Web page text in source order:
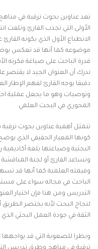
تعد عناوين بحوث ترقية في
الأولى التي تجذب القارئ
الانطباع الأول الذي يكونه
موضوعه كما أنها قد تعكس
قدرة الباحث على صياغة فكرته
ندرك أن العنوان الجيد لا
دقيقا يوجه القارئ لفهم الإطار
وتوصيات وهو ما يجعل عملية
المحوري في البحث العلمي.
تتمثل أهمية عناوين بحوث
كونها المعيار الحقيقي الذي
البحثية وصياغتها بلغة
وتساعد القارئ أو لجنة
وقيمته العلمية كما أنها قد
الباحث في مجاله سواء على
التدريس ومن هنا فإن اختيار
لنجاح البحث لأنه يختصر
الثقة في جودة العمل البحثي الذي
ونظرا للصعوبة التي قد يواجهها